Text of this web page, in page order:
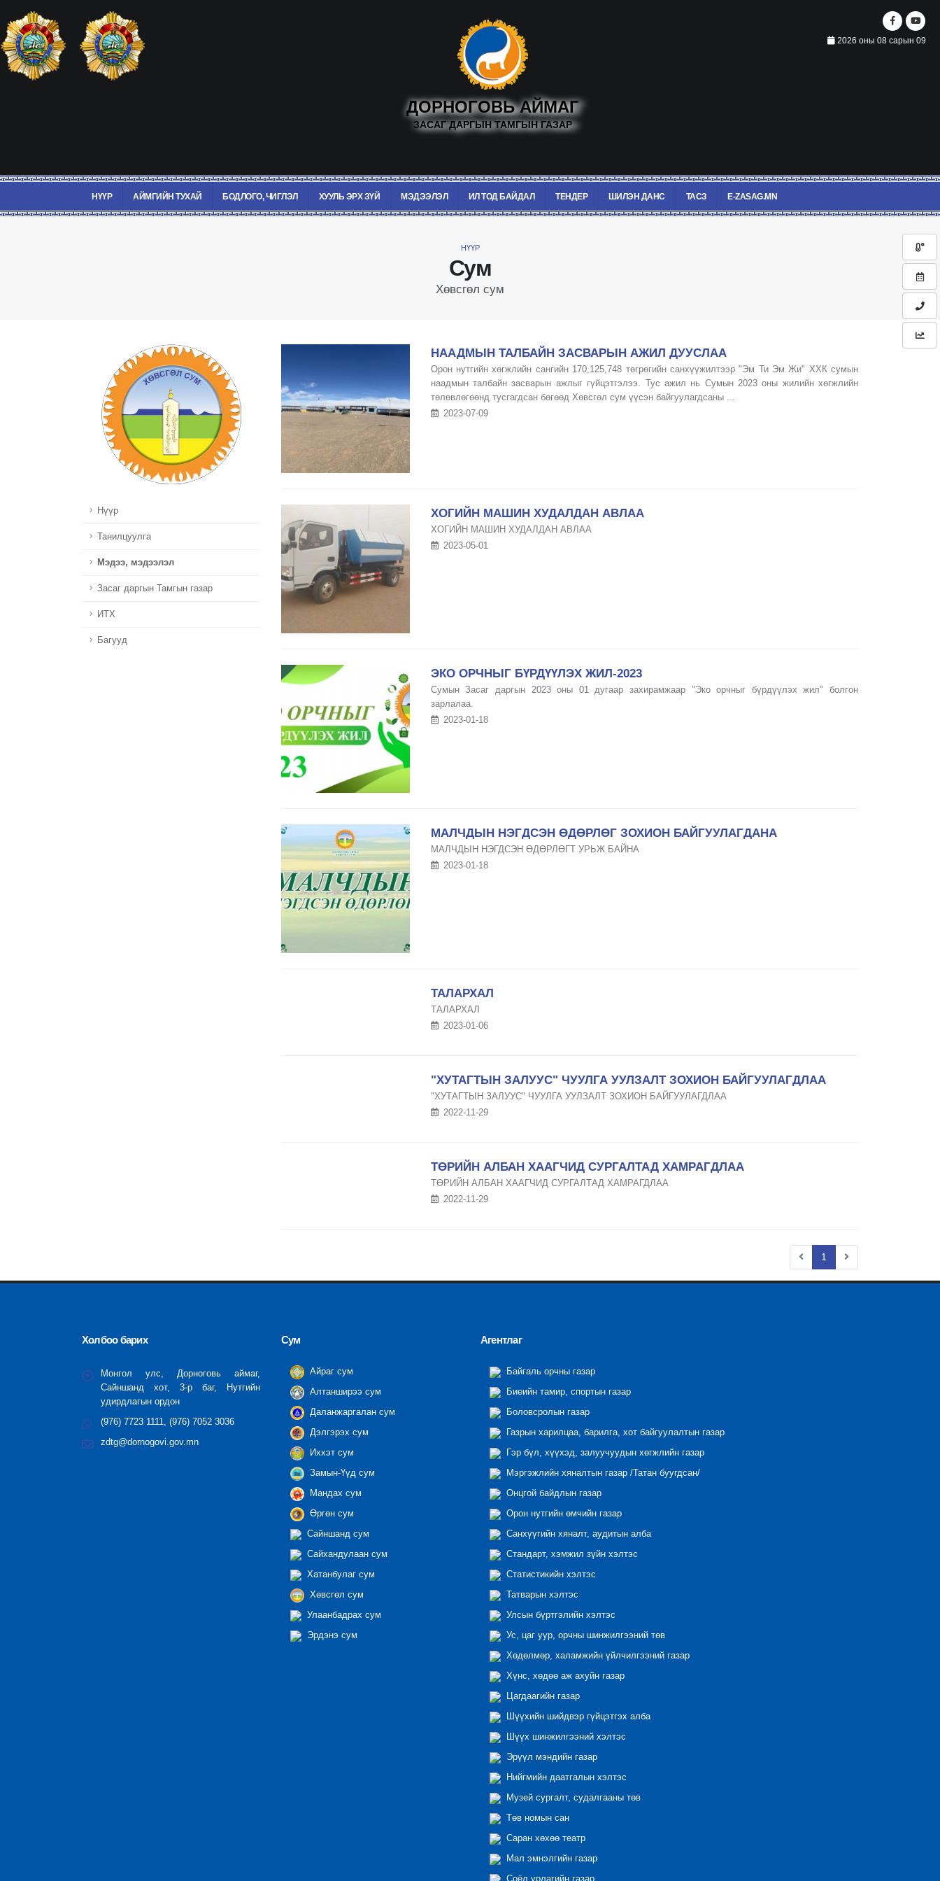
2026 оны 08 сарын 09
ДОРНОГОВЬ АЙМАГ
ЗАСАГ ДАРГЫН ТАМГЫН ГАЗАР
НҮҮР АЙМГИЙН ТУХАЙ БОДЛОГО, ЧИГЛЭЛ ХУУЛЬ ЭРХ ЗҮЙ МЭДЭЭЛЭЛ ИЛ ТОД БАЙДАЛ ТЕНДЕР ШИЛЭН ДАНС ТАСЗ E-ZASAG.MN
Сум
Хөвсгөл сум
НҮҮР
Нүүр
Танилцуулга
Мэдээ, мэдээлэл
Засаг даргын Тамгын газар
ИТХ
Багууд
НААДМЫН ТАЛБАЙН ЗАСВАРЫН АЖИЛ ДУУСЛАА
Орон нутгийн хөгжлийн сангийн 170,125,748 төгрөгийн санхүүжилтээр "Эм Ти Эм Жи" ХХК сумын
наадмын талбайн засварын ажлыг гүйцэтгэлээ. Тус ажил нь Сумын 2023 оны жилийн хөгжлийн
төлөвлөгөөнд тусгагдсан бөгөөд Хөвсгөл сум үүсэн байгуулагдсаны ...
2023-07-09
ХОГИЙН МАШИН ХУДАЛДАН АВЛАА
ХОГИЙН МАШИН ХУДАЛДАН АВЛАА
2023-05-01
ЭКО ОРЧНЫГ БҮРДҮҮЛЭХ ЖИЛ-2023
Сумын Засаг даргын 2023 оны 01 дугаар захирамжаар "Эко орчныг бүрдүүлэх жил" болгон
зарлалаа.
2023-01-18
МАЛЧДЫН НЭГДСЭН ӨДӨРЛӨГ ЗОХИОН БАЙГУУЛАГДАНА
МАЛЧДЫН НЭГДСЭН ӨДӨРЛӨГТ УРЬЖ БАЙНА
2023-01-18
ТАЛАРХАЛ
ТАЛАРХАЛ
2023-01-06
"ХУТАГТЫН ЗАЛУУС" ЧУУЛГА УУЛЗАЛТ ЗОХИОН БАЙГУУЛАГДЛАА
"ХУТАГТЫН ЗАЛУУС" ЧУУЛГА УУЛЗАЛТ ЗОХИОН БАЙГУУЛАГДЛАА
2022-11-29
ТӨРИЙН АЛБАН ХААГЧИД СУРГАЛТАД ХАМРАГДЛАА
ТӨРИЙН АЛБАН ХААГЧИД СУРГАЛТАД ХАМРАГДЛАА
2022-11-29
1
Холбоо барих
Монгол улс, Дорноговь аймаг,
Сайншанд хот, 3-р баг, Нутгийн
удирдлагын ордон
(976) 7723 1111, (976) 7052 3036
zdtg@dornogovi.gov.mn
Сум
Айраг сум
Алтанширээ сум
Даланжаргалан сум
Дэлгэрэх сум
Иххэт сум
Замын-Үүд сум
Мандах сум
Өргөн сум
Сайншанд сум
Сайхандулаан сум
Хатанбулаг сум
Хөвсгөл сум
Улаанбадрах сум
Эрдэнэ сум
Агентлаг
Байгаль орчны газар
Биеийн тамир, спортын газар
Боловсролын газар
Газрын харилцаа, барилга, хот байгуулалтын газар
Гэр бүл, хүүхэд, залуучуудын хөгжлийн газар
Мэргэжлийн хяналтын газар /Татан буугдсан/
Онцгой байдлын газар
Орон нутгийн өмчийн газар
Санхүүгийн хяналт, аудитын алба
Стандарт, хэмжил зүйн хэлтэс
Статистикийн хэлтэс
Татварын хэлтэс
Улсын бүртгэлийн хэлтэс
Ус, цаг уур, орчны шинжилгээний төв
Хөдөлмөр, халамжийн үйлчилгээний газар
Хүнс, хөдөө аж ахуйн газар
Цагдаагийн газар
Шүүхийн шийдвэр гүйцэтгэх алба
Шүүх шинжилгээний хэлтэс
Эрүүл мэндийн газар
Нийгмийн даатгалын хэлтэс
Музей сургалт, судалгааны төв
Төв номын сан
Саран хөхөө театр
Мал эмнэлгийн газар
Соёл урлагийн газар